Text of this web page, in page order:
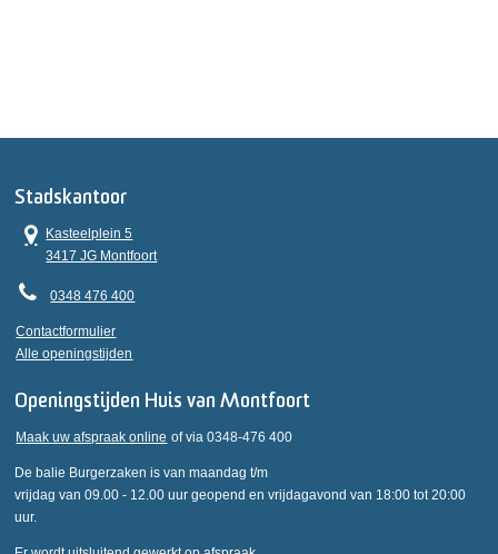
Stadskantoor
Kasteelplein 5
3417 JG Montfoort
0348 476 400
Contactformulier
Alle openingstijden
Openingstijden Huis van Montfoort
Maak uw afspraak online of via 0348-476 400
De balie Burgerzaken is van maandag t/m
vrijdag van 09.00 - 12.00 uur geopend en vrijdagavond van 18:00 tot 20:00
uur.